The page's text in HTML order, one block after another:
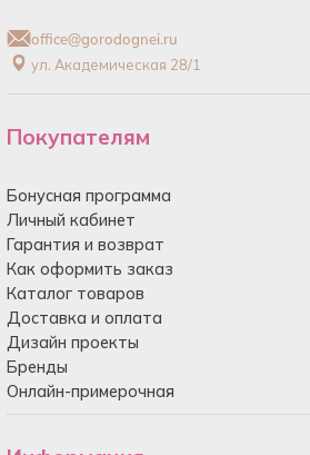
office@gorodognei.ru
ул. Академическая 28/1
Покупателям
Бонусная программа
Личный кабинет
Гарантия и возврат
Как оформить заказ
Каталог товаров
Доставка и оплата
Дизайн проекты
Бренды
Онлайн-примерочная